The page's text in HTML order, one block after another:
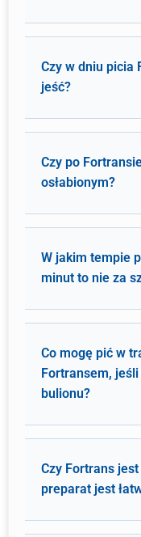
Czy w dniu picia
jeść?
Czy po
osłabionym?
W jakim tempie
minut to nie za
Co mogę pić w
Fortransem,
bulionu?
Czy Fortrans
preparat jest